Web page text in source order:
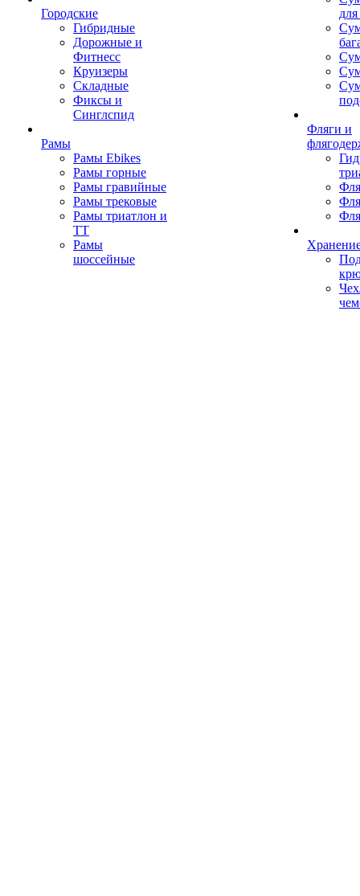
Городские
Гибридные
Дорожные и
Фитнесс
Круизеры
Складные
Фиксы и
Синглспид
Рамы
Рамы Ebikes
Рамы горные
Рамы гравийные
Рамы трековые
Рамы триатлон и
ТТ
Рамы
шоссейные
Фляги и